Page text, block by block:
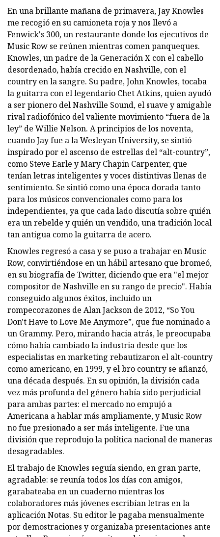
En una brillante mañana de primavera, Jay Knowles
me recogió en su camioneta roja y nos llevó a
Fenwick's 300, un restaurante donde los ejecutivos de
Music Row se reúnen mientras comen panqueques.
Knowles, un padre de la Generación X con el cabello
desordenado, había crecido en Nashville, con el
country en la sangre. Su padre, John Knowles, tocaba
la guitarra con el legendario Chet Atkins, quien ayudó
a ser pionero del Nashville Sound, el suave y amigable
rival radiofónico del valiente movimiento “fuera de la
ley” de Willie Nelson. A principios de los noventa,
cuando Jay fue a la Wesleyan University, se sintió
inspirado por el ascenso de estrellas del “alt-country”,
como Steve Earle y Mary Chapin Carpenter, que
tenían letras inteligentes y voces distintivas llenas de
sentimiento. Se sintió como una época dorada tanto
para los músicos convencionales como para los
independientes, ya que cada lado discutía sobre quién
era un rebelde y quién un vendido, una tradición local
tan antigua como la guitarra de acero.
Knowles regresó a casa y se puso a trabajar en Music
Row, convirtiéndose en un hábil artesano que bromeó,
en su biografía de Twitter, diciendo que era "el mejor
compositor de Nashville en su rango de precio". Había
conseguido algunos éxitos, incluido un
rompecorazones de Alan Jackson de 2012, “So You
Don't Have to Love Me Anymore”, que fue nominado a
un Grammy. Pero, mirando hacia atrás, le preocupaba
cómo había cambiado la industria desde que los
especialistas en marketing rebautizaron el alt-country
como americano, en 1999, y el bro country se afianzó,
una década después. En su opinión, la división cada
vez más profunda del género había sido perjudicial
para ambas partes: el mercado no empujó a
Americana a hablar más ampliamente, y Music Row
no fue presionado a ser más inteligente. Fue una
división que reprodujo la política nacional de maneras
desagradables.
El trabajo de Knowles seguía siendo, en gran parte,
agradable: se reunía todos los días con amigos,
garabateaba en un cuaderno mientras los
colaboradores más jóvenes escribían letras en la
aplicación Notas. Su editor le pagaba mensualmente
por demostraciones y organizaba presentaciones ante